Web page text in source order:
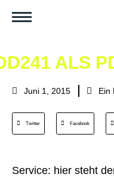
ALS
Juni 1, 2015 Ein
Twitter Facebook
Service: hier steht